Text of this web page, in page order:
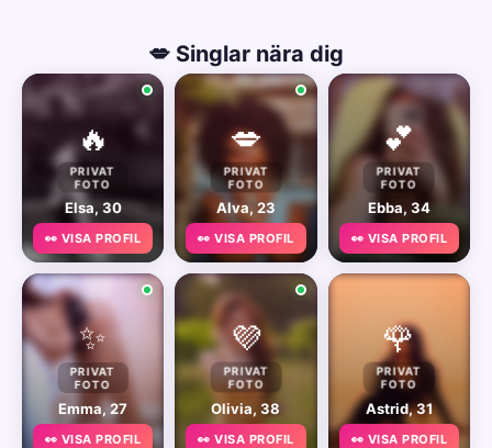
💋 Singlar nära dig
🔥
PRIVAT
FOTO
Elsa, 30
👀 VISA PROFIL
💋
PRIVAT
FOTO
Alva, 23
👀 VISA PROFIL
💕
PRIVAT
FOTO
Ebba, 34
👀 VISA PROFIL
✨
PRIVAT
FOTO
Emma, 27
👀 VISA PROFIL
💜
PRIVAT
FOTO
Olivia, 38
👀 VISA PROFIL
🌹
PRIVAT
FOTO
Astrid, 31
👀 VISA PROFIL